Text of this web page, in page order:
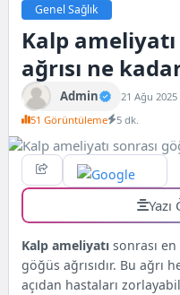
Genel Sağlık
Kalp
ağrısı ne
Admin 21 Ağu 2025
51 Görüntüleme
5 dk.
Kalp ameliyatı sonrası
göğüs ağrısıdır. Bu ağrı
açıdan hastaları